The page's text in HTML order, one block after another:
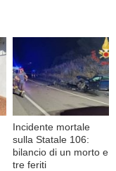
Incidente mortale
sulla Statale 106:
bilancio di un morto e
tre feriti